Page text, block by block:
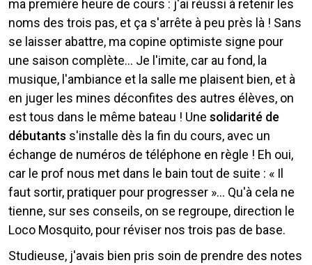
ma première heure de cours : j'ai réussi à retenir les
noms des trois pas, et ça s'arrête à peu près là ! Sans
se laisser abattre, ma copine optimiste signe pour
une saison complète... Je l'imite, car au fond, la
musique, l'ambiance et la salle me plaisent bien, et à
en juger les mines déconfites des autres élèves, on
est tous dans le même bateau ! Une solidarité de
débutants s'installe dès la fin du cours, avec un
échange de numéros de téléphone en règle ! Eh oui,
car le prof nous met dans le bain tout de suite : « Il
faut sortir, pratiquer pour progresser »... Qu'à cela ne
tienne, sur ses conseils, on se regroupe, direction le
Loco Mosquito, pour réviser nos trois pas de base.
Studieuse, j'avais bien pris soin de prendre des notes